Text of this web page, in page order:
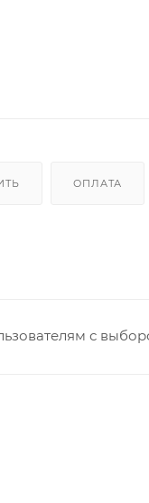
ОПЛАТА
с